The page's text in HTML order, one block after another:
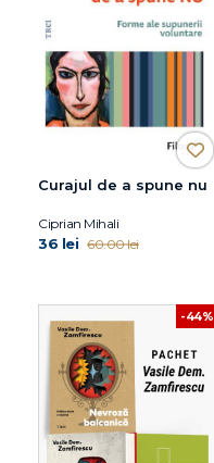
Curajul de a spune nu
Ciprian Mihali
36 lei 60.00 lei
-44%